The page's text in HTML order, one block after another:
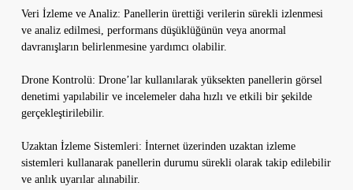
Veri İzleme ve Analiz: Panellerin ürettiği verilerin sürekli izlenmesi
ve analiz edilmesi, performans düşüklüğünün veya anormal
davranışların belirlenmesine yardımcı olabilir.
Drone Kontrolü: Drone’lar kullanılarak yüksekten panellerin görsel
denetimi yapılabilir ve incelemeler daha hızlı ve etkili bir şekilde
gerçekleştirilebilir.
Uzaktan İzleme Sistemleri: İnternet üzerinden uzaktan izleme
sistemleri kullanarak panellerin durumu sürekli olarak takip edilebilir
ve anlık uyarılar alınabilir.